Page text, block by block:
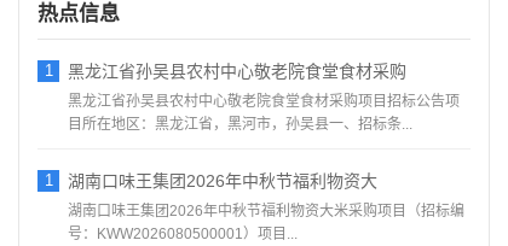
热点信息
1 黑龙江省孙吴县农村中心敬老院食堂食材采购
黑龙江省孙吴县农村中心敬老院食堂食材采购项目招标公告项
目所在地区：黑龙江省，黑河市，孙吴县一、招标条...
1 湖南口味王集团2026年中秋节福利物资大
湖南口味王集团2026年中秋节福利物资大米采购项目（招标编
号：KWW2026080500001）项目...